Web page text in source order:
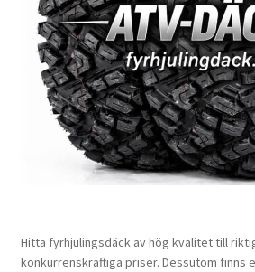
Hitta fyrhjulingsdäck av hög kvalitet till
konkurrenskraftiga priser. Dessutom